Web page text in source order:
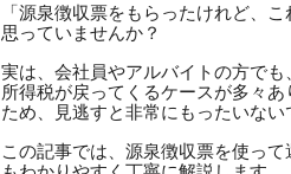
「源泉徴収票をもらったけれど、
思っていませんか？
実は、会社員やアルバイトの方で
所得税が戻ってくるケースが多々
ため、見逃すと非常にもったいない
この記事では、源泉徴収票を使っ